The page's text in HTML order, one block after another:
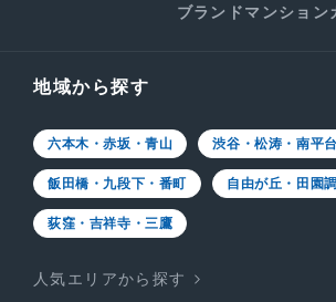
ブランドマンション
地域から探す
六本木・赤坂・青山 渋谷・松涛・南平台
飯田橋・九段下・番町 自由が丘・田園
荻窪・吉祥寺・三鷹
人気エリアから探す